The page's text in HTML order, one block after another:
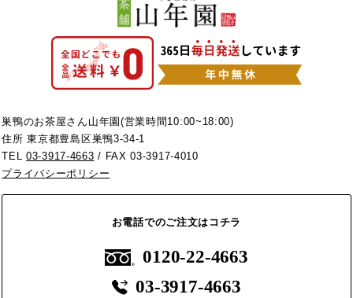
巣鴨のお茶屋さん山年園(営業時間10:00~18:00)
住所 東京都豊島区巣鴨3-34-1
TEL03-3917-4663 / FAX 03-3917-4010
プライバシーポリシー
お電話でのご注文はコチラ
0120-22-4663
03-3917-4663